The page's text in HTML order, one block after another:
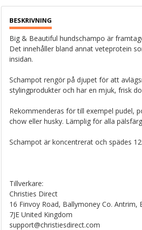
Big & Beautiful hundschampo är
Det innehåller bland annat veteprotein
insidan.
Schampot rengör på djupet för att
stylingprodukter och har en mjuk, frisk
Rekommenderas för till exempel pudel,
chow eller husky. Lämplig för alla
Schampot är koncentrerat och spädes
Tillverkare:
Christies Direct
16 Finvoy Road, Ballymoney Co. Antrim,
7JE United Kingdom
support@christiesdirect.com